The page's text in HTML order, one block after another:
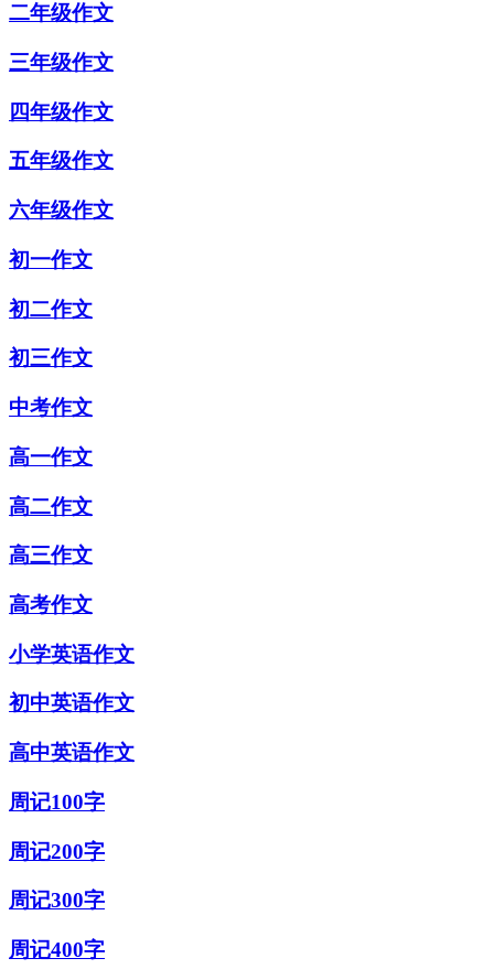
二年级作文
三年级作文
四年级作文
五年级作文
六年级作文
初一作文
初二作文
初三作文
中考作文
高一作文
高二作文
高三作文
高考作文
小学英语作文
初中英语作文
高中英语作文
周记100字
周记200字
周记300字
周记400字